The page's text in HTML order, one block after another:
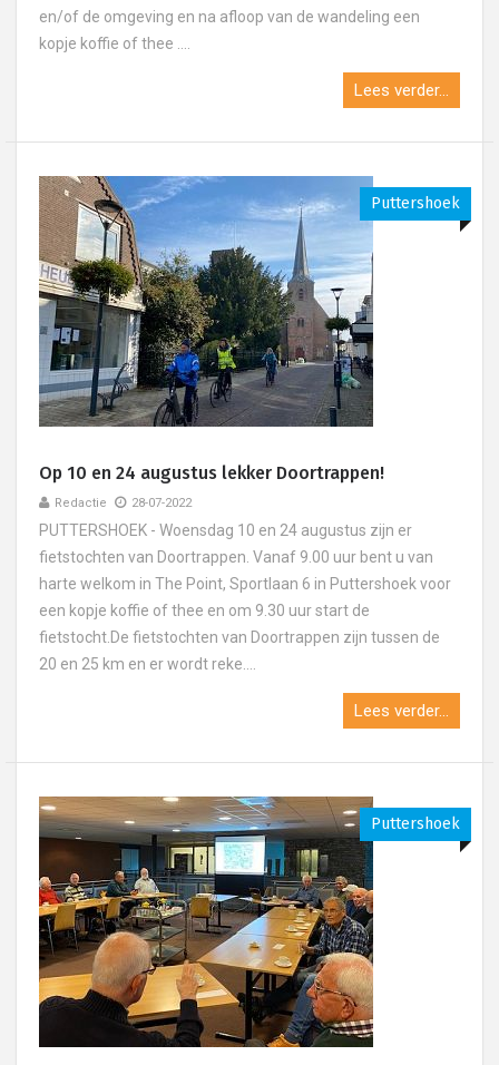
en/of de omgeving en na afloop van de wandeling een
kopje koffie of thee ....
Lees verder...
Puttershoek
Op 10 en 24 augustus lekker Doortrappen!
Redactie 28-07-2022
PUTTERSHOEK - Woensdag 10 en 24 augustus zijn er
fietstochten van Doortrappen. Vanaf 9.00 uur bent u van
harte welkom in The Point, Sportlaan 6 in Puttershoek voor
een kopje koffie of thee en om 9.30 uur start de
fietstocht.De fietstochten van Doortrappen zijn tussen de
20 en 25 km en er wordt reke....
Lees verder...
Puttershoek